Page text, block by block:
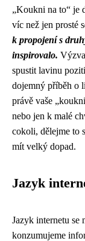
„Koukni na to“ je
víc než jen prosté
k propojení s
inspirovalo.
spustit lavinu
dojemný příběh o
právě vaše
nebo jen k malé
cokoli, dělejme to
mít velký dopad.
Jazyk
Jazyk internetu se
konzumujeme